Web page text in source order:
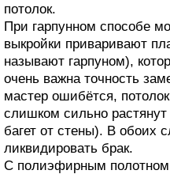
потолок.
При гарпунном способе
выкройки приваривают
называют гарпуном),
очень важна точность
мастер ошибётся,
слишком сильно
багет от стены). В обоих
ликвидировать брак.
С полиэфирным полотном